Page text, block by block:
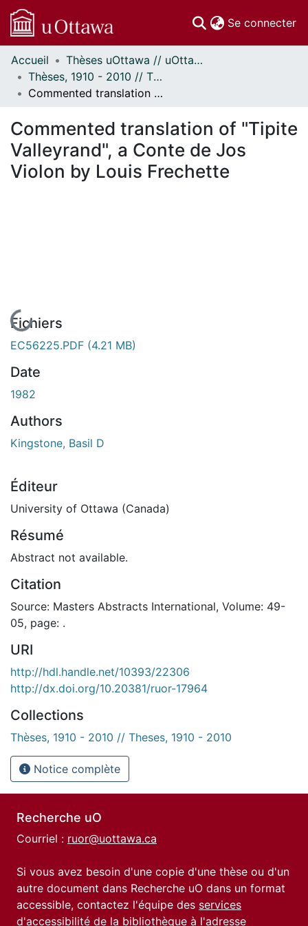
Se connecter
Communautés
et collections
Parcourir
À propos
Accueil
Thèses uOttawa // uOttawa Theses
Thèses, 1910 - 2010 // Theses, 1910 - 2010
Commented translation of "Tipite Valleyrand", a Conte de Jos Violon by Louis Frechette
Commented translation of "Tipite
Valleyrand", a Conte de Jos
Violon by Louis Frechette
En cours de chargement...
Fichiers
EC56225.PDF (4.21 MB)
Date
1982
Authors
Kingstone, Basil D
Éditeur
University of Ottawa (Canada)
Résumé
Abstract not available.
Citation
Source: Masters Abstracts International, Volume: 49-
05, page: .
URI
http://hdl.handle.net/10393/22306
http://dx.doi.org/10.20381/ruor-17964
Collections
Thèses, 1910 - 2010 // Theses, 1910 - 2010
Notice complète
Recherche uO
Courriel : ruor@uottawa.ca
Si vous avez besoin d'une copie d'une thèse ou d'un
autre document dans Recherche uO dans un format
accessible, contactez l'équipe des services
d'accessibilité de la bibliothèque à l'adresse